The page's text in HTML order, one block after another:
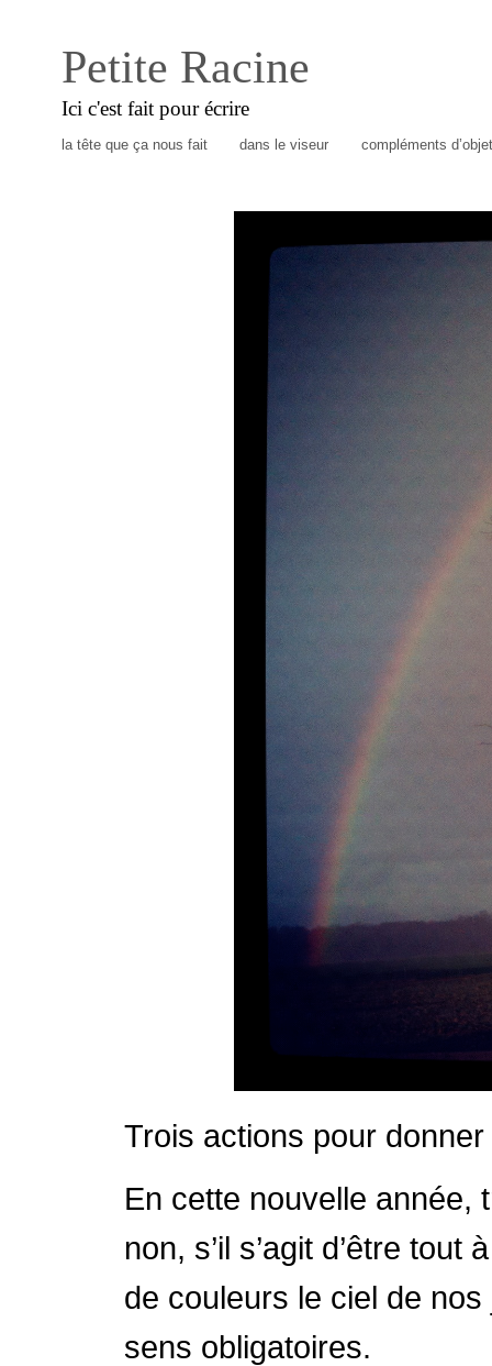
Petite Racine
Ici c'est fait pour écrire
la tête que ça nous fait dans le viseur compléments
Trois actions pour
En cette nouvelle année,
non, s’il s’agit d’être
de couleurs le ciel de
sens obligatoires.